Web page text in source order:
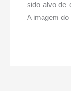
sido alvo de
A imagem